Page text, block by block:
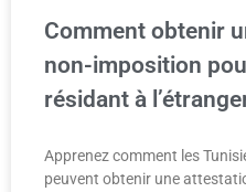
Comment obtenir
non-imposition
résidant à
Apprenez comment les
peuvent obtenir une